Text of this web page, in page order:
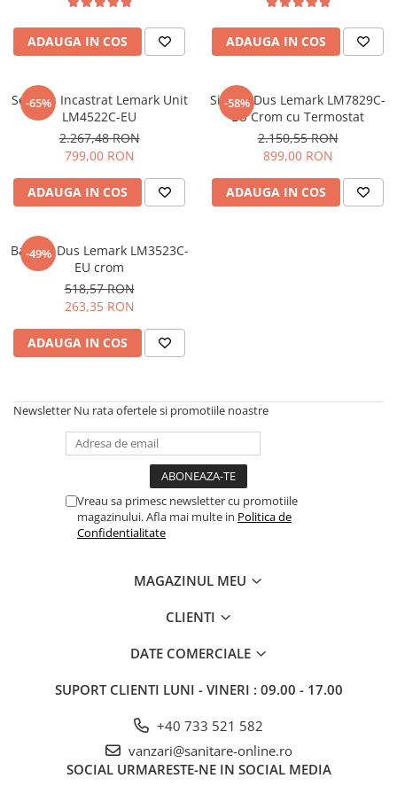
Dulap de baie cu oglindă
Dulap mic de baie
Etajeră pentru baie
Cabine de dus
Oferta Zilei: Top Vânzări
Baterii termostatice
Coloane de duș cu baterie
Lavoare
Seturi vase wc
CHIUVETE STICLA
COMPACT
DISPOZITIVE DETERGENT
FORM
FORMIC
INTERMEZZO
KOMBINO
LINE MAXIM
LUNO
NIAGARA
NOX
OMNI
PURE
QUADRIX
QUADRIX COMPOZIT
TOCATOARE
Electrocasnice pentru bucătărie
ADAUGA IN COS ADAUGA IN COS
-65%
Set Dus Incastrat Lemark Unit
LM4522C-EU
2.267,48 RON
799,00 RON
ADAUGA IN COS
-58%
Sistem Dus Lemark LM7829C-
EU Crom cu Termostat
2.150,55 RON
899,00 RON
ADAUGA IN COS
-49%
Baterie Dus Lemark LM3523C-
EU crom
518,57 RON
263,35 RON
ADAUGA IN COS
Newsletter Nu rata ofertele si promotiile noastre
Vreau sa primesc newsletter cu promotiile
magazinului. Afla mai multe in Politica de
Confidentialitate
MAGAZINUL MEU
CLIENTI
DATE COMERCIALE
SUPORT CLIENTI LUNI - VINERI : 09.00 - 17.00
+40 733 521 582
vanzari@sanitare-online.ro
SOCIAL URMARESTE-NE IN SOCIAL MEDIA